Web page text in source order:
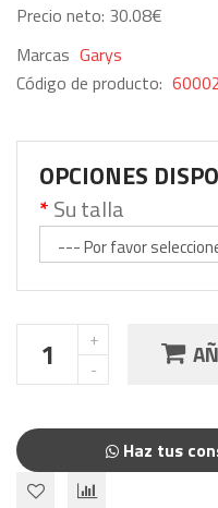
Precio neto: 30.08€
Marcas Garys
Código de producto:
OPCIONES
Su talla
Haz tus